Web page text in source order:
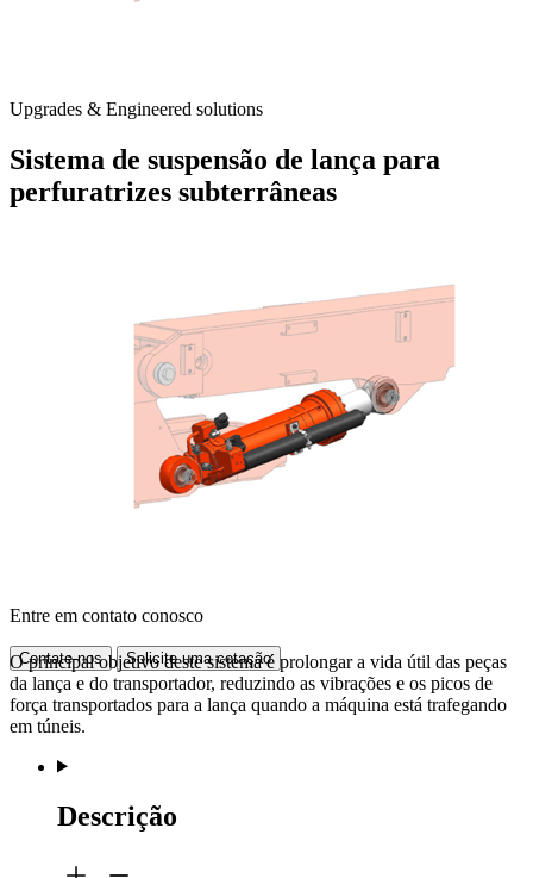
Upgrades & Engineered solutions
Sistema de suspensão de lança para
perfuratrizes subterrâneas
Entre em contato conosco
Contate-nos Solicite uma cotação
O principal objetivo deste sistema é prolongar a vida útil das peças
da lança e do transportador, reduzindo as vibrações e os picos de
força transportados para a lança quando a máquina está trafegando
em túneis.
Descrição